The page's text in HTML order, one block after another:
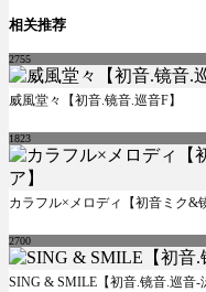
相关推荐
2755
威風堂々【初音.镜音.巡音F】
1823
カラフル×メロディ【初音ミク&
2700
SING & SMILE【初音.镜音.巡音-